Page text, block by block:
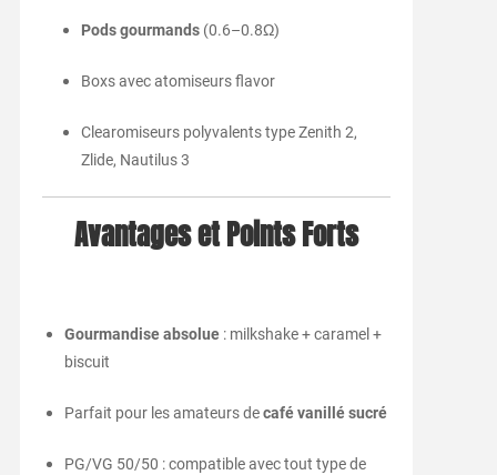
Pods gourmands(0.6–0.8Ω)
Boxs avec atomiseurs flavor
Clearomiseurs polyvalents type Zenith 2,
Zlide, Nautilus 3
Avantages et Points Forts
Gourmandise absolue: milkshake + caramel +
biscuit
Parfait pour les amateurs decafé vanillé sucré
PG/VG 50/50 : compatible avec tout type de